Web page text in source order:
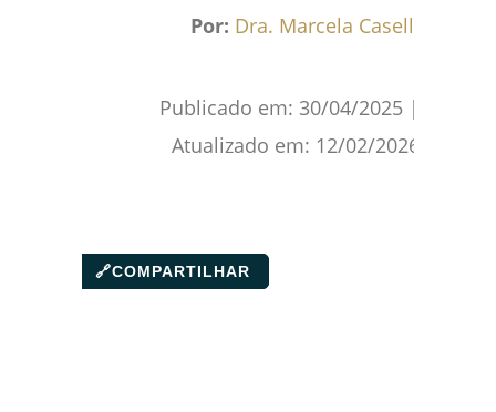
Por: Dra. Marcela Caselli
Publicado em: 30/04/2025 |
Atualizado em: 12/02/2026
🔗COMPARTILHAR